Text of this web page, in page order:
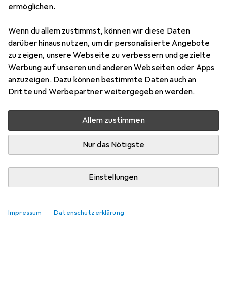
ermöglichen.
Wenn du allem zustimmst, können wir diese Daten
darüber hinaus nutzen, um dir personalisierte Angebote
zu zeigen, unsere Webseite zu verbessern und gezielte
Werbung auf unseren und anderen Webseiten oder Apps
anzuzeigen. Dazu können bestimmte Daten auch an
Dritte und Werbepartner weitergegeben werden.
Allem zustimmen
Nur das Nötigste
Einstellungen
Impressum Datenschutzerklärung
Zubehör für
Scheidel:Schönheitsdiskurse in
der Lite
Hier findest du passendes Zubehör zum Produkt
Scheidel:Schönheitsdiskurse in der Lite.
Produktliste
Keine Produkte gefunden